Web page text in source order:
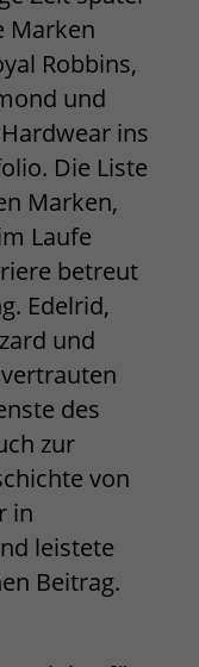
Marken
Robbins,
und
ins
Die Liste
Marken,
Laufe
betreut
Edelrid,
und
des
zur
von
in
leistete
Beitrag.